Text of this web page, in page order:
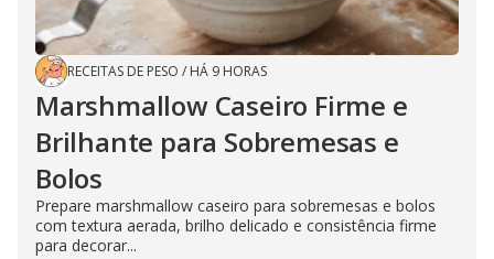
RECEITAS DE PESO / HÁ 9 HORAS
Marshmallow Caseiro Firme e
Brilhante para Sobremesas e
Bolos
Prepare marshmallow caseiro para sobremesas e bolos
com textura aerada, brilho delicado e consistência firme
para decorar...